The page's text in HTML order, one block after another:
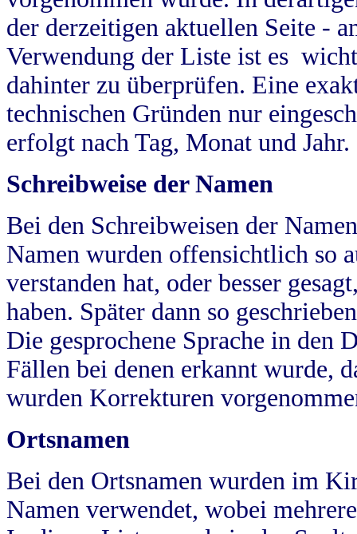
der derzeitigen aktuellen Seite -
Verwendung der Liste ist es
dahinter zu überprüfen. Eine
technischen Gründen nur
erfolgt nach Tag, Monat und Jahr.
Schreibweise der Namen
Bei den Schreibweisen der
Namen wurden offensichtlich so
verstanden hat, oder besser
haben. Später dann so
Die gesprochene Sprache in
Fällen bei denen erkannt wurde,
wurden Korrekturen
Ortsnamen
Bei den Ortsnamen wurden im
Namen verwendet, wobei